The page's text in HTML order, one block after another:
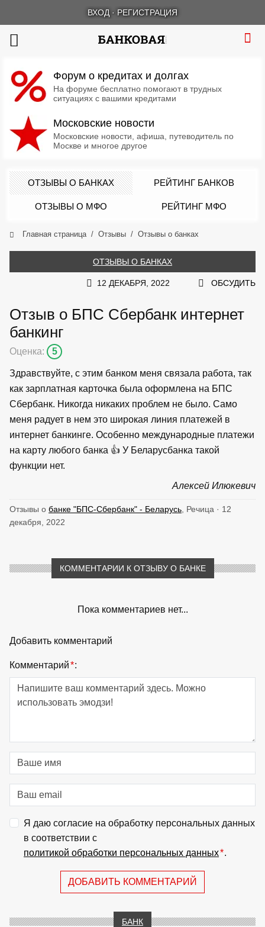
ВХОД · РЕГИСТРАЦИЯ
Форум о кредитах и долгах
На форуме бесплатно помогают в трудных
ситуациях с вашими кредитами
Московские новости
Московские новости, афиша, путеводитель по
Москве и многое другое
ОТЗЫВЫ О БАНКАХ РЕЙТИНГ БАНКОВ
ОТЗЫВЫ О МФО РЕЙТИНГ МФО
Главная страница Отзывы Отзывы о банках
ОТЗЫВЫ О БАНКАХ
12 ДЕКАБРЯ, 2022 ОБСУДИТЬ
Отзыв о БПС Сбербанк интернет
банкинг
Оценка: 5
Здравствуйте, с этим банком меня связала работа, так
как зарплатная карточка была оформлена на БПС
Сбербанк. Никогда никаких проблем не было. Само
меня радует в нем это широкая линия платежей в
интернет банкинге. Особенно международные платежи
на карту любого банка 👍 У Беларусбанка такой
функции нет.
Алексей Илюкевич
Отзывы о банке "БПС-Сбербанк" - Беларусь , Речица · 12
декабря, 2022
КОММЕНТАРИИ К ОТЗЫВУ О БАНКЕ
Пока комментариев нет...
Добавить комментарий
Комментарий*:
Я даю согласие на обработку персональных данных
в соответствии с
политикой обработки персональных данных*.
ДОБАВИТЬ КОММЕНТАРИЙ
БАНК